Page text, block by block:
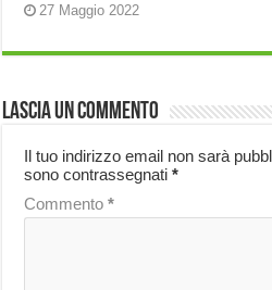
27 Maggio 2022
Lascia un commento
Il tuo indirizzo email non sarà
sono contrassegnati*
Commento*